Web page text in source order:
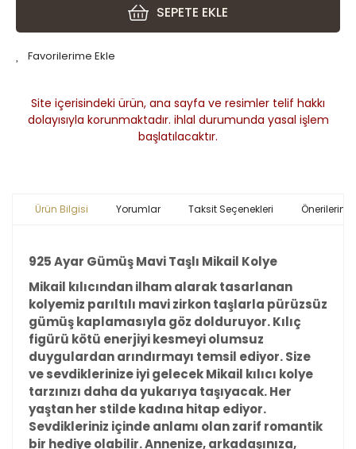
SEPETE EKLE
Site içerisindeki ürün, ana sayfa ve resimler telif hakkı
dolayısıyla korunmaktadır. ihlal durumunda yasal işlem
başlatılacaktır.
Ürün Bilgisi Yorumlar Taksit Seçenekleri Önerileriniz
925 Ayar Gümüş Mavi Taşlı Mikail Kolye
Mikail kılıcından ilham alarak tasarlanan
kolyemiz parıltılı mavi zirkon taşlarla pürüzsüz
gümüş kaplamasıyla göz dolduruyor. Kılıç
figürü kötü enerjiyi kesmeyi olumsuz
duygulardan arındırmayı temsil ediyor. Size
ve sevdiklerinize iyi gelecek Mikail kılıcı kolye
tarzınızı daha da yukarıya taşıyacak. Her
yaştan her stilde kadına hitap ediyor.
Sevdikleriniz içinde anlamı olan zarif romantik
bir hediye olabilir. Annenize, arkadaşınıza,